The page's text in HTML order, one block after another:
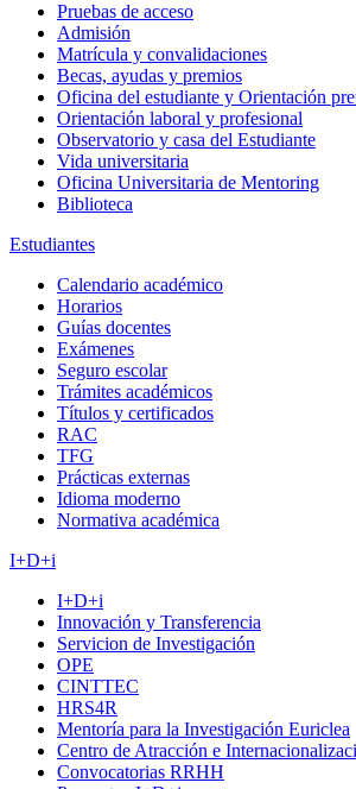
Pruebas de acceso
Admisión
Matrícula y convalidaciones
Becas, ayudas y premios
Oficina del estudiante y Orientación
Orientación laboral y profesional
Observatorio y casa del Estudiante
Vida universitaria
Oficina Universitaria de Mentoring
Biblioteca
Estudiantes
Calendario académico
Horarios
Guías docentes
Exámenes
Seguro escolar
Trámites académicos
Títulos y certificados
RAC
TFG
Prácticas externas
Idioma moderno
Normativa académica
I+D+i
I+D+i
Innovación y Transferencia
Servicion de Investigación
OPE
CINTTEC
HRS4R
Mentoría para la Investigación Euriclea
Centro de Atracción e
Convocatorias RRHH